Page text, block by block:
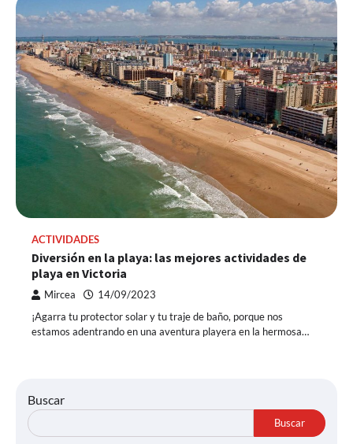
ACTIVIDADES
Diversión en la playa: las mejores actividades de
playa en Victoria
Mircea 14/09/2023
¡Agarra tu protector solar y tu traje de baño, porque nos
estamos adentrando en una aventura playera en la hermosa…
Buscar
Buscar